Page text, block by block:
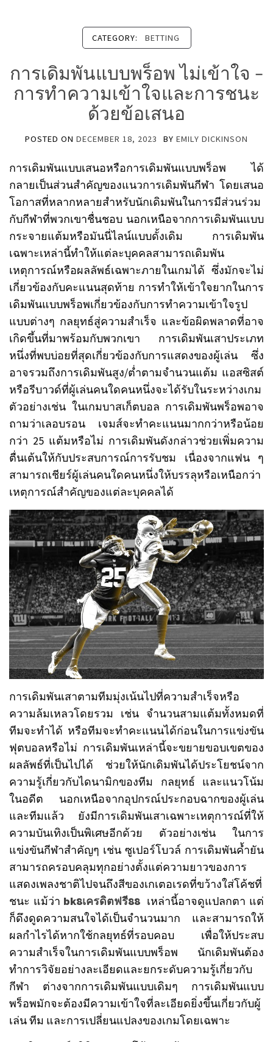
CATEGORY: BETTING
การเดิมพันแบบพร็อพ ไม่เข้าใจ –
การทำความเข้าใจและการชนะ
ด้วยข้อเสนอ
POSTED ON DECEMBER 18, 2023 BY EMILY DICKINSON
การเดิมพันแบบเสนอหรือการเดิมพันแบบพร็อพ ได้
กลายเป็นส่วนสำคัญของแนวการเดิมพันกีฬา โดยเสนอ
โอกาสที่หลากหลายสำหรับนักเดิมพันในการมีส่วนร่วม
กับกีฬาที่พวกเขาชื่นชอบ นอกเหนือจากการเดิมพันแบบ
กระจายแต้มหรือมันนี่ไลน์แบบดั้งเดิม การเดิมพัน
เฉพาะเหล่านี้ทำให้แต่ละบุคคลสามารถเดิมพัน
เหตุการณ์หรือผลลัพธ์เฉพาะภายในเกมได้ ซึ่งมักจะไม่
เกี่ยวข้องกับคะแนนสุดท้าย การทำให้เข้าใจยากในการ
เดิมพันแบบพร็อพเกี่ยวข้องกับการทำความเข้าใจรูป
แบบต่างๆ กลยุทธ์สู่ความสำเร็จ และข้อผิดพลาดที่อาจ
เกิดขึ้นที่มาพร้อมกับพวกเขา การเดิมพันเสาประเภท
หนึ่งที่พบบ่อยที่สุดเกี่ยวข้องกับการแสดงของผู้เล่น ซึ่ง
อาจรวมถึงการเดิมพันสูง/ต่ำตามจำนวนแต้ม แอสซิสต์
หรือรีบาวด์ที่ผู้เล่นคนใดคนหนึ่งจะได้รับในระหว่างเกม
ตัวอย่างเช่น ในเกมบาสเก็ตบอล การเดิมพันพร็อพอาจ
ถามว่าเลอบรอน เจมส์จะทำคะแนนมากกว่าหรือน้อย
กว่า 25 แต้มหรือไม่ การเดิมพันดังกล่าวช่วยเพิ่มความ
ตื่นเต้นให้กับประสบการณ์การรับชม เนื่องจากแฟน ๆ
สามารถเชียร์ผู้เล่นคนใดคนหนึ่งให้บรรลุหรือเหนือกว่า
เหตุการณ์สำคัญของแต่ละบุคคลได้
การเดิมพันเสาตามทีมมุ่งเน้นไปที่ความสำเร็จหรือ
ความล้มเหลวโดยรวม เช่น จำนวนสามแต้มทั้งหมดที่
ทีมจะทำได้ หรือทีมจะทำคะแนนได้ก่อนในการแข่งขัน
ฟุตบอลหรือไม่ การเดิมพันเหล่านี้จะขยายขอบเขตของ
ผลลัพธ์ที่เป็นไปได้ ช่วยให้นักเดิมพันได้ประโยชน์จาก
ความรู้เกี่ยวกับไดนามิกของทีม กลยุทธ์ และแนวโน้ม
ในอดีต นอกเหนือจากอุปกรณ์ประกอบฉากของผู้เล่น
และทีมแล้ว ยังมีการเดิมพันเสาเฉพาะเหตุการณ์ที่ให้
ความบันเทิงเป็นพิเศษอีกด้วย ตัวอย่างเช่น ในการ
แข่งขันกีฬาสำคัญๆ เช่น ซูเปอร์โบวล์ การเดิมพันค้ำยัน
สามารถครอบคลุมทุกอย่างตั้งแต่ความยาวของการ
แสดงเพลงชาติไปจนถึงสีของเกเตอเรดที่ขว้างใส่โค้ชที่
ชนะ แม้ว่า bk8เครดิตฟรี88 เหล่านี้อาจดูแปลกตา แต่
ก็ดึงดูดความสนใจได้เป็นจำนวนมาก และสามารถให้
ผลกำไรได้หากใช้กลยุทธ์ที่รอบคอบ เพื่อให้ประสบ
ความสำเร็จในการเดิมพันแบบพร็อพ นักเดิมพันต้อง
ทำการวิจัยอย่างละเอียดและยกระดับความรู้เกี่ยวกับ
กีฬา ต่างจากการเดิมพันแบบเดิมๆ การเดิมพันแบบ
พร็อพมักจะต้องมีความเข้าใจที่ละเอียดยิ่งขึ้นเกี่ยวกับผู้
เล่น ทีม และการเปลี่ยนแปลงของเกมโดยเฉพาะ